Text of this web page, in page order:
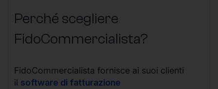
Perché scegliere
FidoCommercialista?
FidoCommercialista fornisce ai suoi clienti
il software di fatturazione